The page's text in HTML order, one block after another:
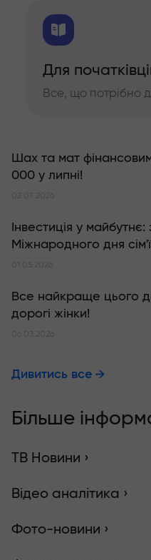
Для
Все, що потрібно
Шах та мат
000 у липні!
02.07.2026
Інвестиція у
Міжнародного дня
01.05.2026
Все найкраще цього
дорогі жінки!
06.03.2026
Дивитись все
Більше
ТВ Новини ›
Відео аналітика ›
Фото-новини ›